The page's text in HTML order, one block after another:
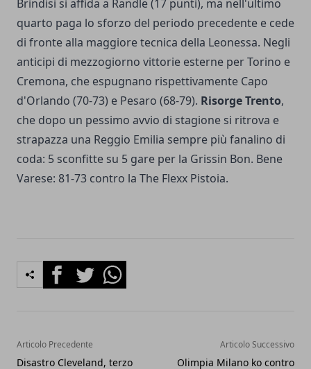
Brindisi si affida a Randle (17 punti), ma nell'ultimo
quarto paga lo sforzo del periodo precedente e cede
di fronte alla maggiore tecnica della Leonessa. Negli
anticipi di mezzogiorno vittorie esterne per Torino e
Cremona, che espugnano rispettivamente Capo
d'Orlando (70-73) e Pesaro (68-79). Risorge Trento,
che dopo un pessimo avvio di stagione si ritrova e
strapazza una Reggio Emilia sempre più fanalino di
coda: 5 sconfitte su 5 gare per la Grissin Bon. Bene
Varese: 81-73 contro la The Flexx Pistoia.
FacebookTwitterWhatsapp
Articolo Precedente
Disastro Cleveland, terzo
Articolo Successivo
Olimpia Milano ko contro